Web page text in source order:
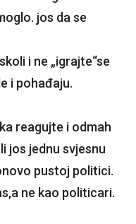
jos da se
i ne „igrajte“se
i pohađaju.
reagujte i odmah
jos jednu svjesnu
pustoj politici.
ne kao politicari.